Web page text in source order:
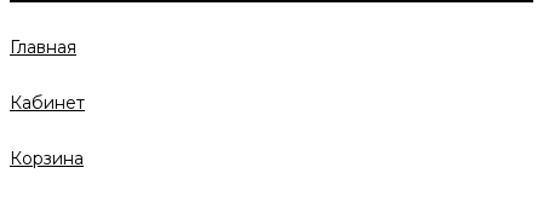
Главная
Кабинет
Корзина